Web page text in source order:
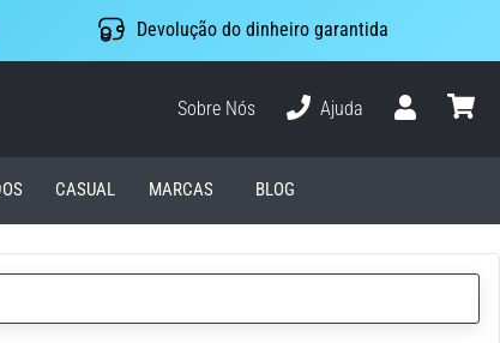
Devolução do dinheiro garantida
Sobre Nós
Ajuda
CASUAL MARCAS BLOG